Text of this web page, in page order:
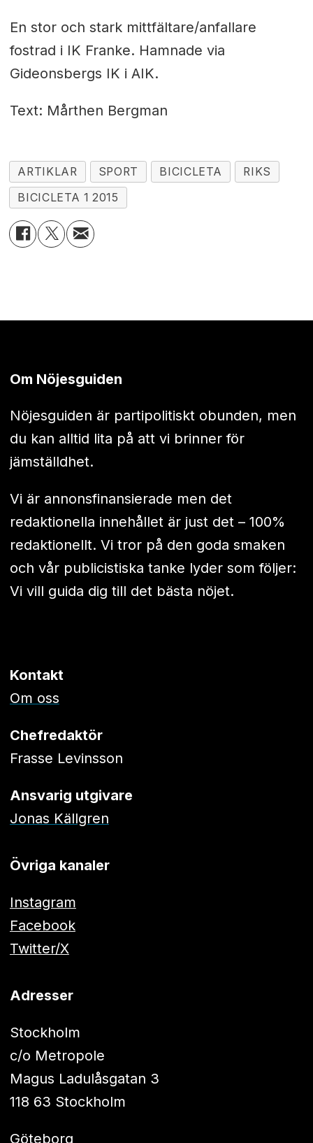
En stor och stark mittfältare/anfallare
fostrad i IK Franke. Hamnade via
Gideonsbergs IK i AIK.
Text: Mårthen Bergman
ARTIKLAR SPORT BICICLETA
RIKS
BICICLETA 1 2015
Om Nöjesguiden
Nöjesguiden är partipolitiskt obunden, men
du kan alltid lita på att vi brinner för
jämställdhet.
Vi är annonsfinansierade men det
redaktionella innehållet är just det – 100%
redaktionellt. Vi tror på den goda smaken
och vår publicistiska tanke lyder som följer:
Vi vill guida dig till det bästa nöjet.
Kontakt
Om oss
Chefredaktör
Frasse Levinsson
Ansvarig utgivare
Jonas Källgren
Övriga kanaler
Instagram
Facebook
Twitter/X
Adresser
Stockholm
c/o Metropole
Magus Ladulåsgatan 3
118 63 Stockholm
Göteborg